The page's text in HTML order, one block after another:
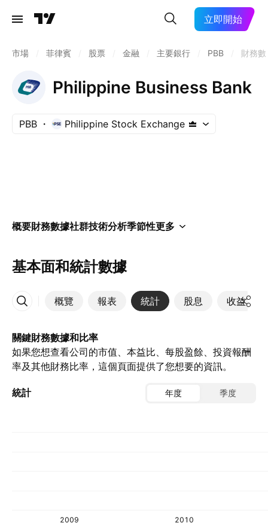
立即開始
市場 菲律賓 股票 金融 主要銀行 PBB 財務數
Philippine Business Bank
PBB Philippine Stock Exchange
概要財務數據社群技術分析季節性更多
基本面和統計數據
概覽 報表 統計 股息 收益
更多
關鍵財務數據和比率
如果您想查看公司的市值、本益比、每股盈餘、投資報酬
率及其他財務比率，這個頁面提供了您想要的資訊。
統計 年度 季度
2009
2010